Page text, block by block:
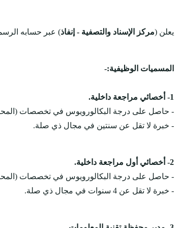
يعلن (مركز الإسناد والتصفية - إنفاذ) عبر حسابه
المسميات الوظيفية:-
1- أخصائي مراجعة داخلية.
- حاصل على درجة البكالورويوس في تخصصات
- خبرة لا تقل عن سنتين في مجال ذي صلة.
2- أخصائي أول مراجعة داخلية.
- حاصل على درجة البكالورويوس في تخصصات
- خبرة لا تقل عن 4 سنوات في مجال ذي صلة.